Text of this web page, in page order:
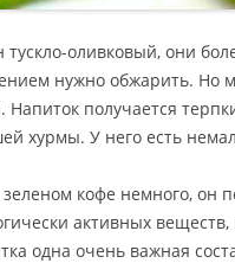
тускло-оливковый, они
нужно обжарить. Но
Напиток получается
хурмы. У него есть
кофе немного, он
активных
одна очень важная